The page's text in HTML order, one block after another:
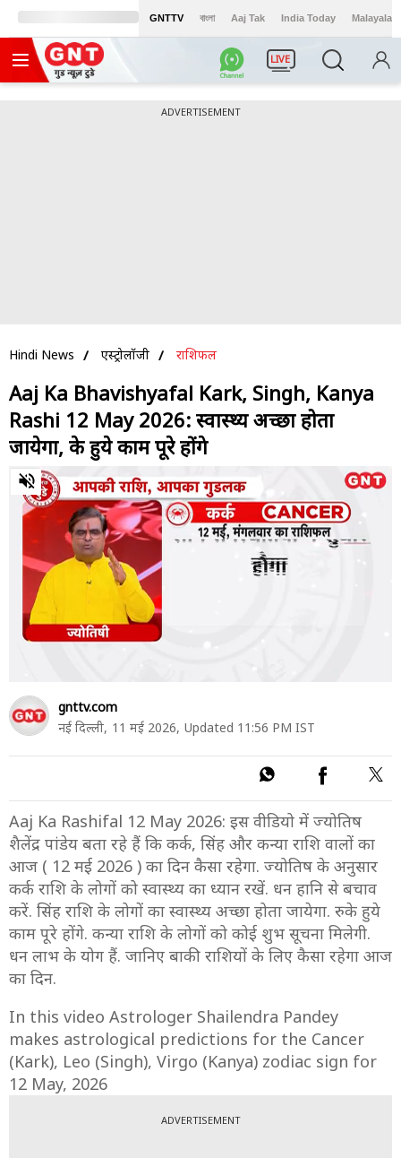
GNTTV বাংলা Aaj Tak India Today Malayalam
LIVE
ADVERTISEMENT
Hindi News एस्ट्रोलॉजी राशिफल
Aaj Ka Bhavishyafal Kark, Singh, Kanya
Rashi 12 May 2026: स्वास्थ्य अच्छा होता
जायेगा, रुके हुये काम पूरे होंगे
0
of
minutes,
seconds
gnttv.com
नई दिल्ली, 11 मई 2026, Updated 11:56 PM IST
Aaj Ka Rashifal 12 May 2026: इस वीडियो में ज्योतिष
शैलेंद्र पांडेय बता रहे हैं कि कर्क, सिंह और कन्या राशि वालों का
आज ( 12 मई 2026 ) का दिन कैसा रहेगा. ज्योतिष के अनुसार
कर्क राशि के लोगों को स्वास्थ्य का ध्यान रखें. धन हानि से बचाव
करें. सिंह राशि के लोगों का स्वास्थ्य अच्छा होता जायेगा. रुके हुये
काम पूरे होंगे. कन्या राशि के लोगों को कोई शुभ सूचना मिलेगी.
धन लाभ के योग हैं. जानिए बाकी राशियों के लिए कैसा रहेगा आज
का दिन.
In this video Astrologer Shailendra Pandey
makes astrological predictions for the Cancer
(Kark), Leo (Singh), Virgo (Kanya) zodiac sign for
12 May, 2026
ADVERTISEMENT